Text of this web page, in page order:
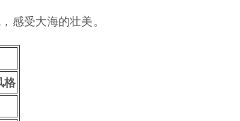
感受大海的壮美。
格